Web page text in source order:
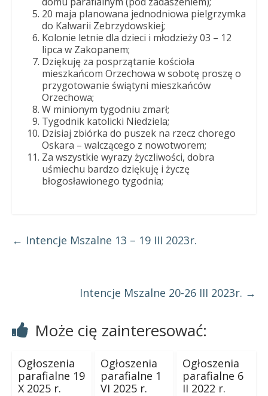
20 maja planowana jednodniowa pielgrzymka
do Kalwarii Zebrzydowskiej;
Kolonie letnie dla dzieci i młodzieży 03 – 12
lipca w Zakopanem;
Dziękuję za posprzątanie kościoła
mieszkańcom Orzechowa w sobotę proszę o
przygotowanie świątyni mieszkańców
Orzechowa;
W minionym tygodniu zmarł;
Tygodnik katolicki Niedziela;
Dzisiaj zbiórka do puszek na rzecz chorego
Oskara – walczącego z nowotworem;
Za wszystkie wyrazy życzliwości, dobra
uśmiechu bardzo dziękuję i życzę
błogosławionego tygodnia;
← Intencje Mszalne 13 – 19 III 2023r.
Intencje Mszalne 20-26 III 2023r. →
Może cię zainteresować:
Ogłoszenia
parafialne 19
X 2025 r.
Ogłoszenia
parafialne 1
VI 2025 r.
Ogłoszenia
parafialne 6
II 2022 r.